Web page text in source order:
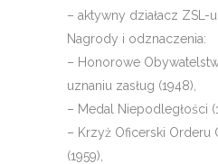
– aktywny działacz ZSL-u.
Nagrody i odznaczenia:
– Honorowe
uznaniu zasług (1948),
– Medal Niepodległości
– Krzyż Oficerski Orderu
(1959),